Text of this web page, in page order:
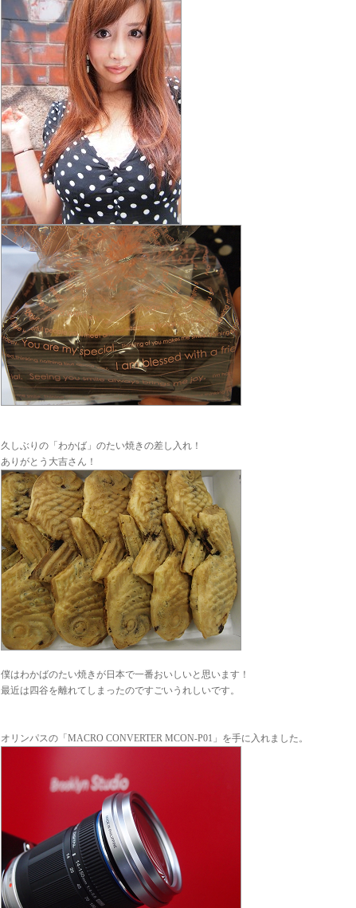
久しぶりの「わかば」のたい焼きの差し入れ！
ありがとう大吉さん！
僕はわかばのたい焼きが日本で一番おいしいと思います！
最近は四谷を離れてしまったのですごいうれしいです。
オリンパスの「MACRO CONVERTER MCON-P01」を手に入れました。